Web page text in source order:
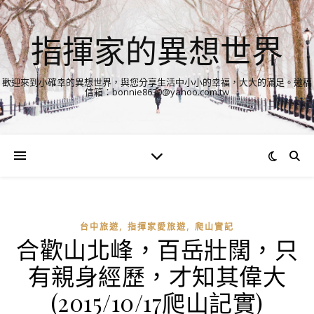
指揮家的異想世界
歡迎來到小確幸的異想世界，與您分享生活中小小的幸福，大大的滿足。邀稿
信箱：bonnie8630@yahoo.com.tw
台中旅遊, 指揮家愛旅遊, 爬山實記
合歡山北峰，百岳壯闊，只
有親身經歷，才知其偉大
(2015/10/17爬山記實)